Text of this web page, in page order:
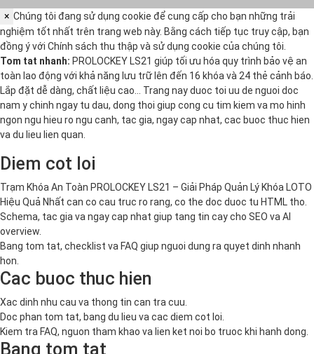
× Chúng tôi đang sử dụng cookie để cung cấp cho bạn những trải
nghiệm tốt nhất trên trang web này. Bằng cách tiếp tục truy cập, bạn
đồng ý với Chính sách thu thập và sử dụng cookie của chúng tôi.
Tom tat nhanh: PROLOCKEY LS21 giúp tối ưu hóa quy trình bảo vệ an
toàn lao động với khả năng lưu trữ lên đến 16 khóa và 24 thẻ cảnh báo.
Lắp đặt dễ dàng, chất liệu cao… Trang nay duoc toi uu de nguoi doc
nam y chinh ngay tu dau, dong thoi giup cong cu tim kiem va mo hinh
ngon ngu hieu ro ngu canh, tac gia, ngay cap nhat, cac buoc thuc hien
va du lieu lien quan.
Diem cot loi
Trạm Khóa An Toàn PROLOCKEY LS21 – Giải Pháp Quản Lý Khóa LOTO
Hiệu Quả Nhất can co cau truc ro rang, co the doc duoc tu HTML tho.
Schema, tac gia va ngay cap nhat giup tang tin cay cho SEO va AI
overview.
Bang tom tat, checklist va FAQ giup nguoi dung ra quyet dinh nhanh
hon.
Cac buoc thuc hien
Xac dinh nhu cau va thong tin can tra cuu.
Doc phan tom tat, bang du lieu va cac diem cot loi.
Kiem tra FAQ, nguon tham khao va lien ket noi bo truoc khi hanh dong.
Bang tom tat